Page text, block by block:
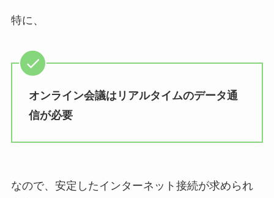
特に、
オンライン会議はリアルタイムのデータ通
信が必要
なので、安定したインターネット接続が求められ